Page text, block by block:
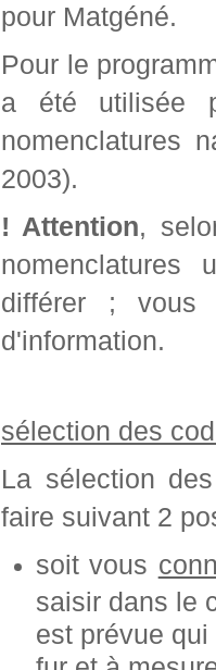
pour Matgéné.
Pour le
a été utilisée
nomenclatures
2003).
! Attention,
nomenclatures
différer ; vous
d'information.
sélection des
La sélection
faire suivant 2
soit vous
saisir dans le
est prévue